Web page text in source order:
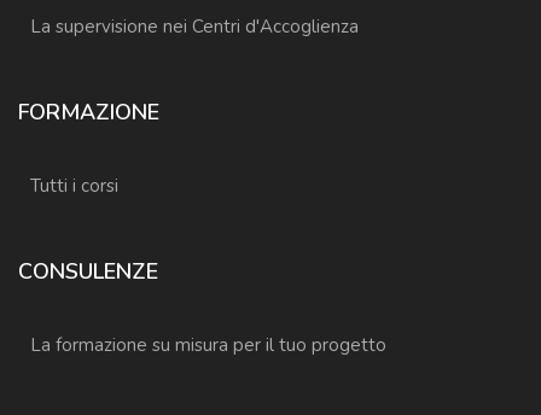
La supervisione nei Centri d'Accoglienza
FORMAZIONE
Tutti i corsi
CONSULENZE
La formazione su misura per il tuo progetto